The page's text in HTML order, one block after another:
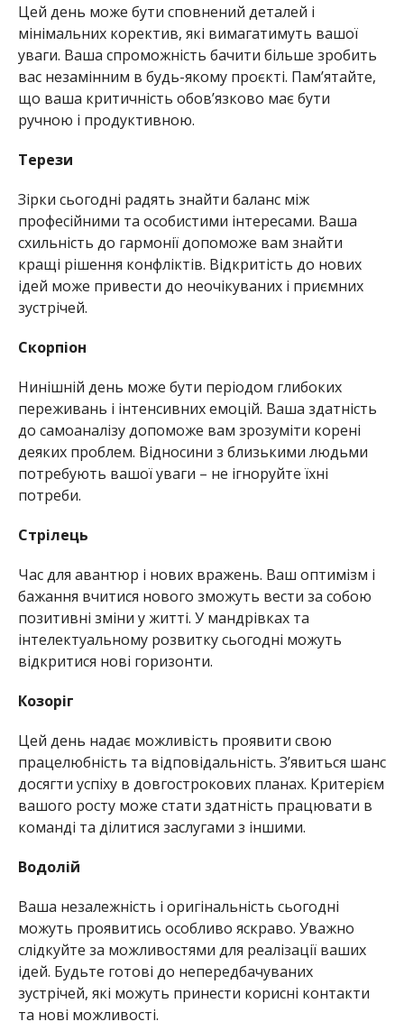
Цей день може бути сповнений деталей і
мінімальних коректив, які вимагатимуть вашої
уваги. Ваша спроможність бачити більше зробить
вас незамінним в будь-якому проєкті. Пам’ятайте,
що ваша критичність обов’язково має бути
ручною і продуктивною.
Терези
Зірки сьогодні радять знайти баланс між
професійними та особистими інтересами. Ваша
схильність до гармонії допоможе вам знайти
кращі рішення конфліктів. Відкритість до нових
ідей може привести до неочікуваних і приємних
зустрічей.
Скорпіон
Нинішній день може бути періодом глибоких
переживань і інтенсивних емоцій. Ваша здатність
до самоаналізу допоможе вам зрозуміти корені
деяких проблем. Відносини з близькими людьми
потребують вашої уваги – не ігноруйте їхні
потреби.
Стрілець
Час для авантюр і нових вражень. Ваш оптимізм і
бажання вчитися нового зможуть вести за собою
позитивні зміни у житті. У мандрівках та
інтелектуальному розвитку сьогодні можуть
відкритися нові горизонти.
Козоріг
Цей день надає можливість проявити свою
працелюбність та відповідальність. З’явиться шанс
досягти успіху в довгострокових планах. Критерієм
вашого росту може стати здатність працювати в
команді та ділитися заслугами з іншими.
Водолій
Ваша незалежність і оригінальність сьогодні
можуть проявитись особливо яскраво. Уважно
слідкуйте за можливостями для реалізації ваших
ідей. Будьте готові до непередбачуваних
зустрічей, які можуть принести корисні контакти
та нові можливості.